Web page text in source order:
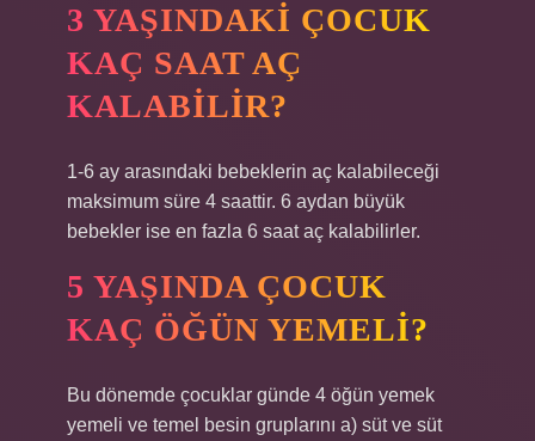
3 YAŞINDAKI ÇOCUK
KAÇ SAAT AÇ
KALABILIR?
1-6 ay arasındaki bebeklerin aç kalabileceği
maksimum süre 4 saattir. 6 aydan büyük
bebekler ise en fazla 6 saat aç kalabilirler.
5 YAŞINDA ÇOCUK
KAÇ ÖĞÜN YEMELI?
Bu dönemde çocuklar günde 4 öğün yemek
yemeli ve temel besin gruplarını a) süt ve süt